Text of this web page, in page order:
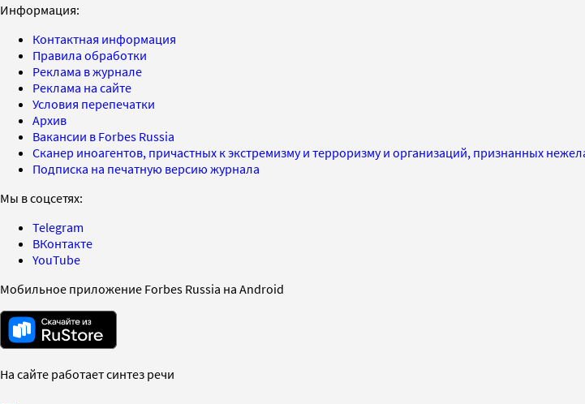
Информация:
Контактная информация
Правила обработки
Реклама в журнале
Реклама на сайте
Условия перепечатки
Архив
Вакансии в Forbes Russia
Сканер иноагентов, причастных к экстремизму и терроризму и организаций, признанных
Подписка на печатную версию журнала
Мы в соцсетях:
Telegram
ВКонтакте
YouTube
Мобильное приложение Forbes Russia на Android
На сайте работает синтез речи